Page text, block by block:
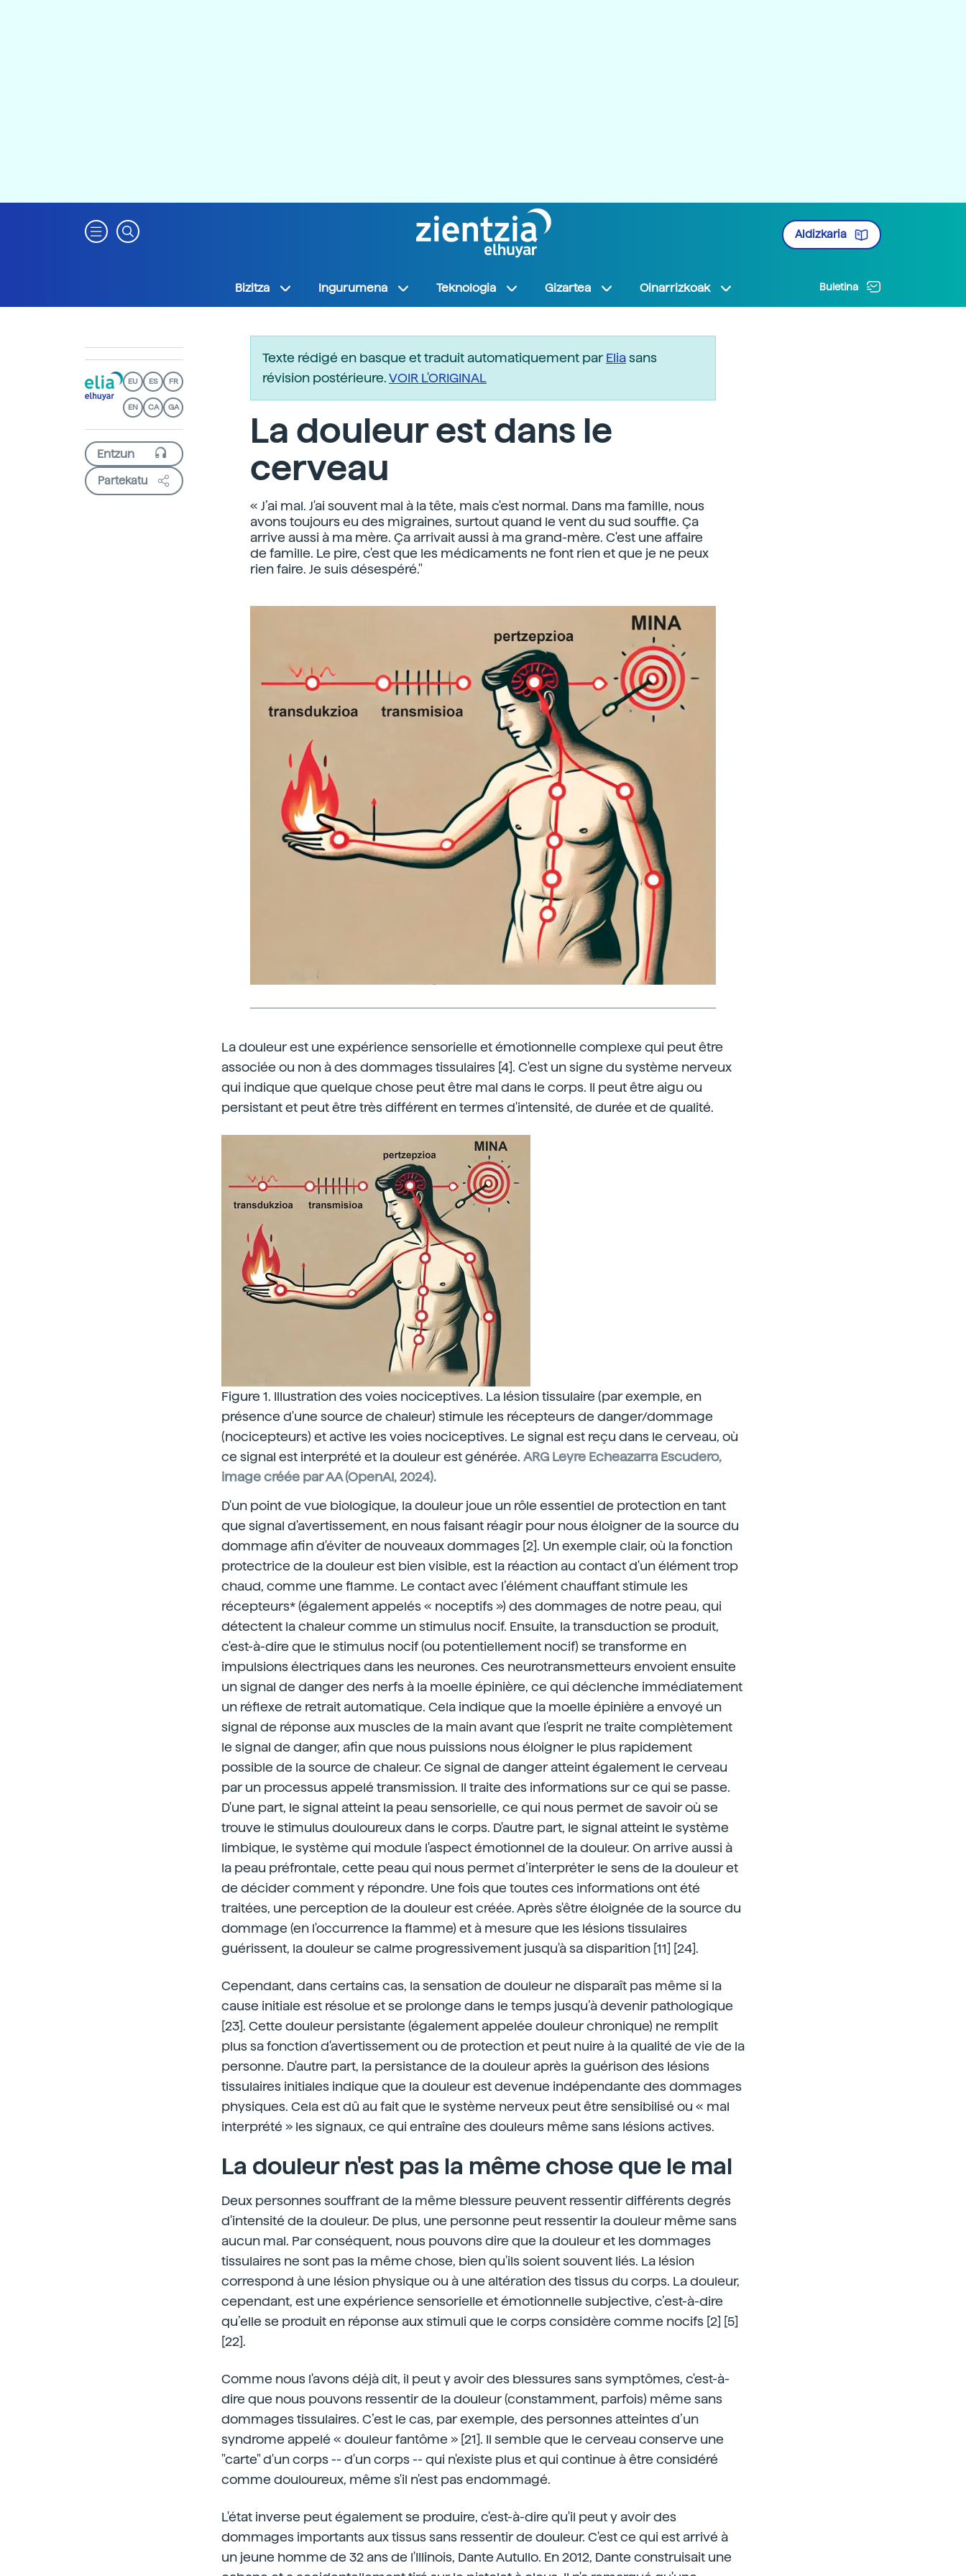
Aldizkaria
Bizitza Ingurumena Teknologia Gizartea Oinarrizkoak Buletina
EU ES FR
EN CA GA
Partekatu
Texte rédigé en basque et traduit automatiquement parEliasans
révision postérieure.VOIR L'ORIGINAL
La douleur est dans le
cerveau
« J’ai mal. J'ai souvent mal à la tête, mais c'est normal. Dans ma famille, nous
avons toujours eu des migraines, surtout quand le vent du sud souffle. Ça
arrive aussi à ma mère. Ça arrivait aussi à ma grand-mère. C'est une affaire
de famille. Le pire, c'est que les médicaments ne font rien et que je ne peux
rien faire. Je suis désespéré."
La douleur est une expérience sensorielle et émotionnelle complexe qui peut être
associée ou non à des dommages tissulaires [4]. C'est un signe du système nerveux
qui indique que quelque chose peut être mal dans le corps. Il peut être aigu ou
persistant et peut être très différent en termes d'intensité, de durée et de qualité.
Figure 1. Illustration des voies nociceptives. La lésion tissulaire (par exemple, en
présence d'une source de chaleur) stimule les récepteurs de danger/dommage
(nocicepteurs) et active les voies nociceptives. Le signal est reçu dans le cerveau, où
ce signal est interprété et la douleur est générée. ARG Leyre Echeazarra Escudero,
image créée par AA (OpenAI, 2024).
D'un point de vue biologique, la douleur joue un rôle essentiel de protection en tant
que signal d'avertissement, en nous faisant réagir pour nous éloigner de la source du
dommage afin d'éviter de nouveaux dommages [2]. Un exemple clair, où la fonction
protectrice de la douleur est bien visible, est la réaction au contact d'un élément trop
chaud, comme une flamme. Le contact avec l’élément chauffant stimule les
récepteurs* (également appelés « noceptifs ») des dommages de notre peau, qui
détectent la chaleur comme un stimulus nocif. Ensuite, la transduction se produit,
c'est-à-dire que le stimulus nocif (ou potentiellement nocif) se transforme en
impulsions électriques dans les neurones. Ces neurotransmetteurs envoient ensuite
un signal de danger des nerfs à la moelle épinière, ce qui déclenche immédiatement
un réflexe de retrait automatique. Cela indique que la moelle épinière a envoyé un
signal de réponse aux muscles de la main avant que l'esprit ne traite complètement
le signal de danger, afin que nous puissions nous éloigner le plus rapidement
possible de la source de chaleur. Ce signal de danger atteint également le cerveau
par un processus appelé transmission. Il traite des informations sur ce qui se passe.
D'une part, le signal atteint la peau sensorielle, ce qui nous permet de savoir où se
trouve le stimulus douloureux dans le corps. D'autre part, le signal atteint le système
limbique, le système qui module l'aspect émotionnel de la douleur. On arrive aussi à
la peau préfrontale, cette peau qui nous permet d’interpréter le sens de la douleur et
de décider comment y répondre. Une fois que toutes ces informations ont été
traitées, une perception de la douleur est créée. Après s'être éloignée de la source du
dommage (en l'occurrence la flamme) et à mesure que les lésions tissulaires
guérissent, la douleur se calme progressivement jusqu'à sa disparition [11] [24].
Cependant, dans certains cas, la sensation de douleur ne disparaît pas même si la
cause initiale est résolue et se prolonge dans le temps jusqu’à devenir pathologique
[23]. Cette douleur persistante (également appelée douleur chronique) ne remplit
plus sa fonction d'avertissement ou de protection et peut nuire à la qualité de vie de la
personne. D'autre part, la persistance de la douleur après la guérison des lésions
tissulaires initiales indique que la douleur est devenue indépendante des dommages
physiques. Cela est dû au fait que le système nerveux peut être sensibilisé ou « mal
interprété » les signaux, ce qui entraîne des douleurs même sans lésions actives.
La douleur n'est pas la même chose que le mal
Deux personnes souffrant de la même blessure peuvent ressentir différents degrés
d'intensité de la douleur. De plus, une personne peut ressentir la douleur même sans
aucun mal. Par conséquent, nous pouvons dire que la douleur et les dommages
tissulaires ne sont pas la même chose, bien qu'ils soient souvent liés. La lésion
correspond à une lésion physique ou à une altération des tissus du corps. La douleur,
cependant, est une expérience sensorielle et émotionnelle subjective, c’est-à-dire
qu’elle se produit en réponse aux stimuli que le corps considère comme nocifs [2] [5]
[22].
Comme nous l'avons déjà dit, il peut y avoir des blessures sans symptômes, c'est-à-
dire que nous pouvons ressentir de la douleur (constamment, parfois) même sans
dommages tissulaires. C’est le cas, par exemple, des personnes atteintes d’un
syndrome appelé « douleur fantôme » [21]. Il semble que le cerveau conserve une
"carte" d'un corps -- d'un corps -- qui n'existe plus et qui continue à être considéré
comme douloureux, même s'il n'est pas endommagé.
L'état inverse peut également se produire, c'est-à-dire qu'il peut y avoir des
dommages importants aux tissus sans ressentir de douleur. C'est ce qui est arrivé à
un jeune homme de 32 ans de l'Illinois, Dante Autullo. En 2012, Dante construisait une